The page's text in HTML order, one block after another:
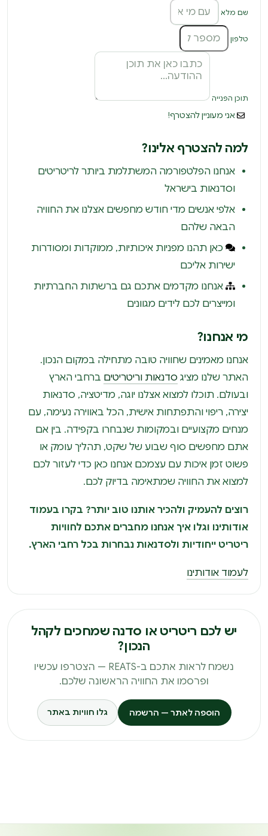
שם מלא
טלפון
תוכן הפנייה
אני מעוניין להצטרף!
למה להצטרף אלינו?
אנחנו הפלטפורמה המשתלמת ביותר לריטריטים
וסדנאות בישראל
אלפי אנשים מדי חודש מחפשים אצלנו את החוויה
הבאה שלהם
כאן תהנו מפניות איכותיות, ממוקדות ומסודרות
ישירות אליכם
אנחנו מקדמים אתכם גם ברשתות החברתיות
ומייצרים לכם לידים מגוונים
מי אנחנו?
אנחנו מאמינים שחוויה טובה מתחילה במקום הנכון.
האתר שלנו מציג סדנאות וריטריטים ברחבי הארץ
ובעולם. תוכלו למצוא אצלנו יוגה, מדיטציה, סדנאות
יצירה, ריפוי והתפתחות אישית, הכל באווירה נעימה, עם
מנחים מקצועיים ובמקומות שנבחרו בקפידה. בין אם
אתם מחפשים סוף שבוע של שקט, תהליך עומק או
פשוט זמן איכות עם עצמכם אנחנו כאן כדי לעזור לכם
למצוא את החוויה שמתאימה בדיוק לכם.
רוצים להעמיק ולהכיר אותנו טוב יותר? בקרו בעמוד
אודותינו וגלו איך אנחנו מחברים אתכם לחוויות
ריטריט ייחודיות ולסדנאות נבחרות בכל רחבי הארץ.
לעמוד אודותינו
יש לכם ריטריט או סדנה שמחכים לקהל
הנכון?
נשמח לראות אתכם ב-REATS — הצטרפו עכשיו
ופרסמו את החוויה הראשונה שלכם.
הוספה לאתר — הרשמה גלו חוויות באתר